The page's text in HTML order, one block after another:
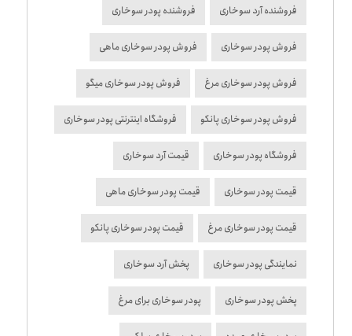
فروشنده آرد سوخاری فروشنده پودر سوخاری
فروش پودر سوخاری فروش پودر سوخاری ماهی
فروش پودر سوخاری مرغ فروش پودر سوخاری میگو
فروش پودر سوخاری پانکو فروشگاه اینترنتی پودر سوخاری
فروشگاه پودر سوخاری قیمت آرد سوخاری
قیمت پودر سوخاری قیمت پودر سوخاری ماهی
قیمت پودر سوخاری مرغ قیمت پودر سوخاری پانکو
نمایندگی پودر سوخاری پخش آرد سوخاری
پخش پودر سوخاری پودر سوخاری برای مرغ